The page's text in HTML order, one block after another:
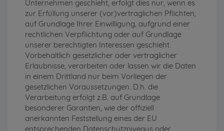
Unternehmen geschieht, erfolgt dies nur, wenn es
zur Erfüllung unserer (vor)vertraglichen Pflichten,
auf Grundlage Ihrer Einwilligung, aufgrund einer
rechtlichen Verpflichtung oder auf Grundlage
unserer berechtigten Interessen geschieht.
Vorbehaltlich gesetzlicher oder vertraglicher
Erlaubnisse, verarbeiten oder lassen wir die Daten
in einem Drittland nur beim Vorliegen der
gesetzlichen Voraussetzungen. D.h. die
Verarbeitung erfolgt z.B. auf Grundlage
besonderer Garantien, wie der offiziell
anerkannten Feststellung eines der EU
entsprechenden Datenschutzniveaus oder